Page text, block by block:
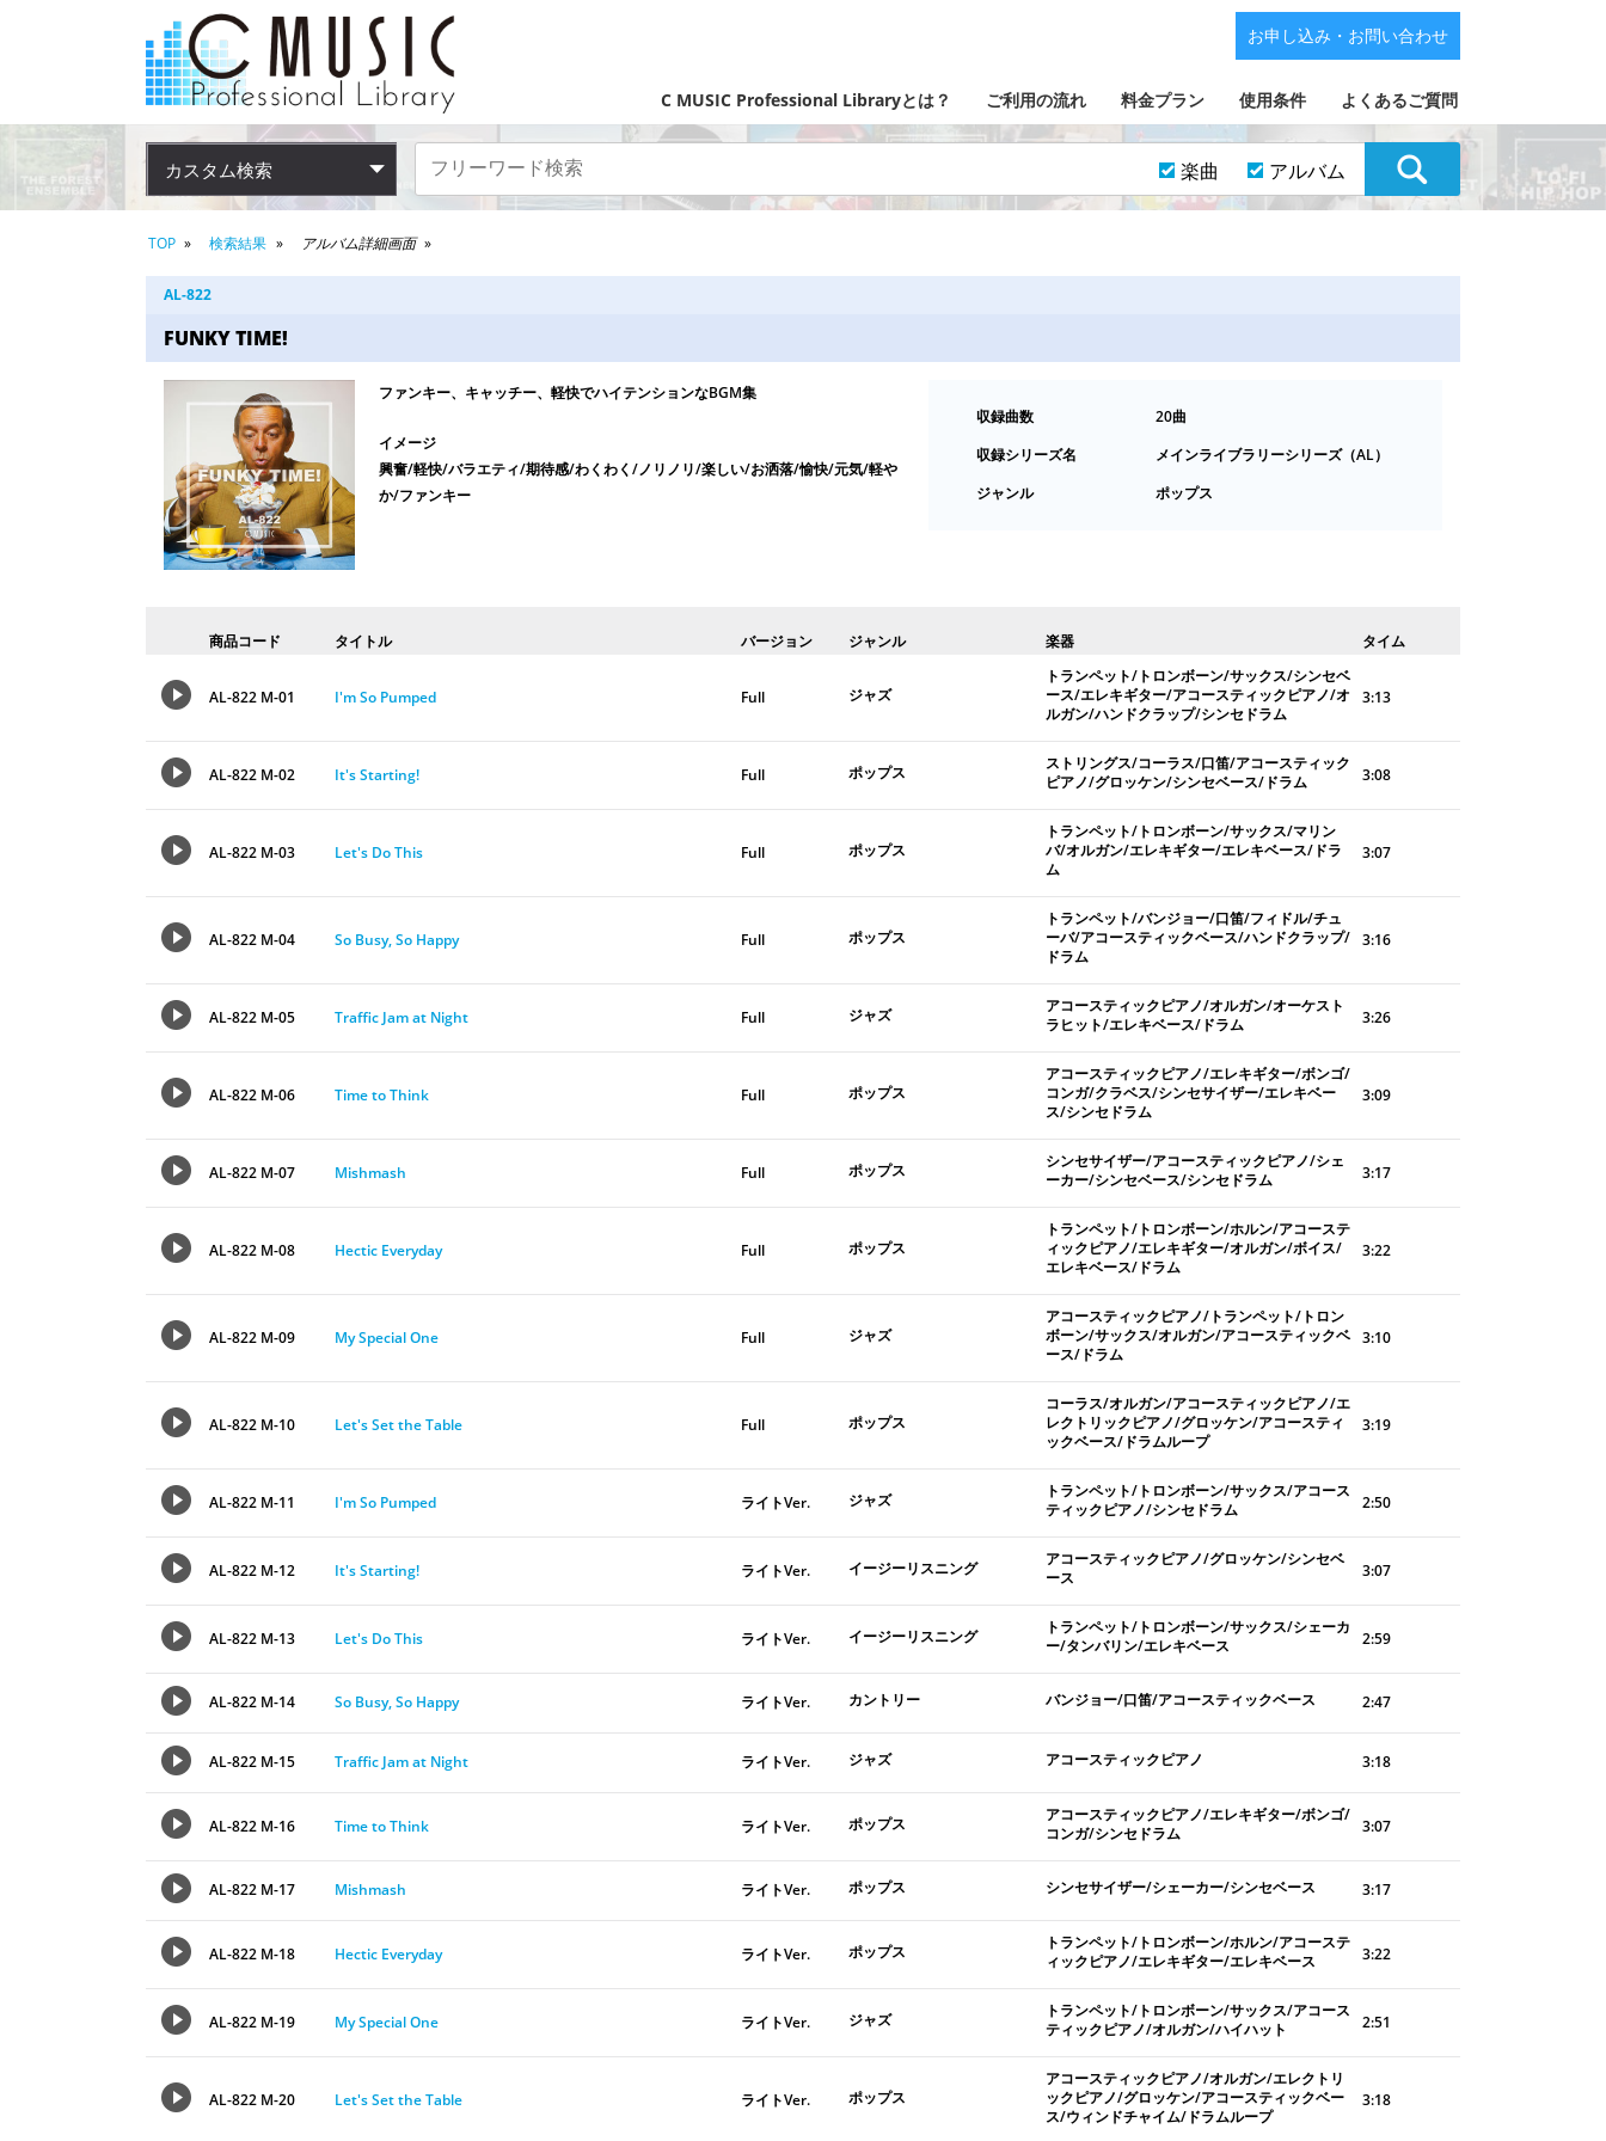
C MUSIC Professional Libraryとは？ ご利用の流れ 料金プラン 使用条件 よくあるご質問
お申し込み・お問い合わせ
カスタム検索 楽曲 アルバム
TOP 検索結果 アルバム詳細画面
AL-822
FUNKY TIME!
ファンキー、キャッチー、軽快でハイテンションなBGM集
イメージ
興奮/軽快/バラエティ/期待感/わくわく/ノリノリ/楽しい/お洒落/愉快/元気/軽や
か/ファンキー
収録曲数
20曲
収録シリーズ名
メインライブラリーシリーズ（AL）
ジャンル
ポップス
商品コード タイトル バージョン ジャンル 楽器 タイム
AL-822 M-01 I'm So Pumped Full ジャズ
トランペット/トロンボーン/サックス/シンセベ
ース/エレキギター/アコースティックピアノ/オ
ルガン/ハンドクラップ/シンセドラム
3:13
AL-822 M-02 It's Starting! Full ポップス
ストリングス/コーラス/口笛/アコースティック
ピアノ/グロッケン/シンセベース/ドラム
3:08
AL-822 M-03 Let's Do This Full ポップス
トランペット/トロンボーン/サックス/マリン
バ/オルガン/エレキギター/エレキベース/ドラ
ム
3:07
AL-822 M-04 So Busy, So Happy Full ポップス
トランペット/バンジョー/口笛/フィドル/チュ
ーバ/アコースティックベース/ハンドクラップ/
ドラム
3:16
AL-822 M-05 Traffic Jam at Night Full ジャズ
アコースティックピアノ/オルガン/オーケスト
ラヒット/エレキベース/ドラム
3:26
AL-822 M-06 Time to Think Full ポップス
アコースティックピアノ/エレキギター/ボンゴ/
コンガ/クラベス/シンセサイザー/エレキベー
ス/シンセドラム
3:09
AL-822 M-07 Mishmash Full ポップス
シンセサイザー/アコースティックピアノ/シェ
ーカー/シンセベース/シンセドラム
3:17
AL-822 M-08 Hectic Everyday Full ポップス
トランペット/トロンボーン/ホルン/アコーステ
ィックピアノ/エレキギター/オルガン/ボイス/
エレキベース/ドラム
3:22
AL-822 M-09 My Special One Full ジャズ
アコースティックピアノ/トランペット/トロン
ボーン/サックス/オルガン/アコースティックベ
ース/ドラム
3:10
AL-822 M-10 Let's Set the Table Full ポップス
コーラス/オルガン/アコースティックピアノ/エ
レクトリックピアノ/グロッケン/アコースティ
ックベース/ドラムループ
3:19
AL-822 M-11 I'm So Pumped ライトVer. ジャズ
トランペット/トロンボーン/サックス/アコース
ティックピアノ/シンセドラム
2:50
AL-822 M-12 It's Starting! ライトVer. イージーリスニング
アコースティックピアノ/グロッケン/シンセベ
ース
3:07
AL-822 M-13 Let's Do This ライトVer. イージーリスニング
トランペット/トロンボーン/サックス/シェーカ
ー/タンバリン/エレキベース
2:59
AL-822 M-14 So Busy, So Happy ライトVer. カントリー バンジョー/口笛/アコースティックベース 2:47
AL-822 M-15 Traffic Jam at Night ライトVer. ジャズ アコースティックピアノ 3:18
AL-822 M-16 Time to Think ライトVer. ポップス
アコースティックピアノ/エレキギター/ボンゴ/
コンガ/シンセドラム
3:07
AL-822 M-17 Mishmash ライトVer. ポップス シンセサイザー/シェーカー/シンセベース 3:17
AL-822 M-18 Hectic Everyday ライトVer. ポップス
トランペット/トロンボーン/ホルン/アコーステ
ィックピアノ/エレキギター/エレキベース
3:22
AL-822 M-19 My Special One ライトVer. ジャズ
トランペット/トロンボーン/サックス/アコース
ティックピアノ/オルガン/ハイハット
2:51
AL-822 M-20 Let's Set the Table ライトVer. ポップス
アコースティックピアノ/オルガン/エレクトリ
ックピアノ/グロッケン/アコースティックベー
ス/ウィンドチャイム/ドラムループ
3:18